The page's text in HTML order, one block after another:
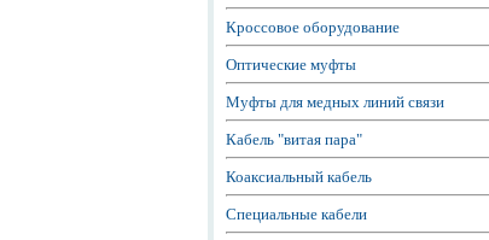
Кроссовое оборудование
Оптические муфты
Муфты для медных линий связи
Кабель "витая пара"
Коаксиальный кабель
Специальные кабели